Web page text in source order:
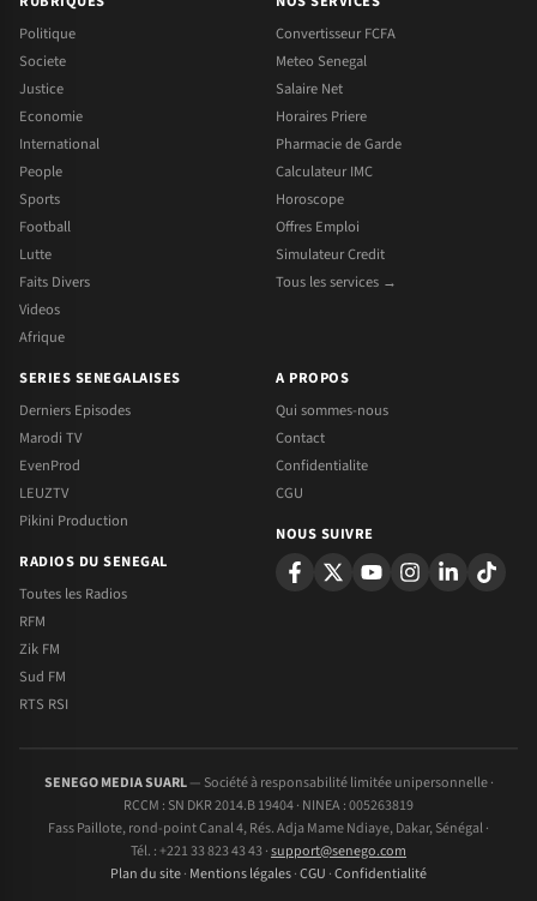
Politique
Societe
Justice
Economie
International
People
Sports
Football
Lutte
Faits Divers
Videos
Afrique
Convertisseur FCFA
Meteo Senegal
Salaire Net
Horaires Priere
Pharmacie de Garde
Calculateur IMC
Horoscope
Offres Emploi
Simulateur Credit
Tous les services →
SERIES SENEGALAISES
Derniers Episodes
Marodi TV
EvenProd
LEUZTV
Pikini Production
RADIOS DU SENEGAL
Toutes les Radios
RFM
Zik FM
Sud FM
RTS RSI
A PROPOS
Qui sommes-nous
Contact
Confidentialite
CGU
NOUS SUIVRE
SENEGO MEDIA SUARL— Société à responsabilité limitée unipersonnelle ·
RCCM : SN DKR 2014.B 19404 · NINEA : 005263819
Fass Paillote, rond-point Canal 4, Rés. Adja Mame Ndiaye, Dakar, Sénégal ·
Tél. : +221 33 823 43 43 ·support@senego.com
Plan du site· Mentions légales·CGU ·Confidentialité